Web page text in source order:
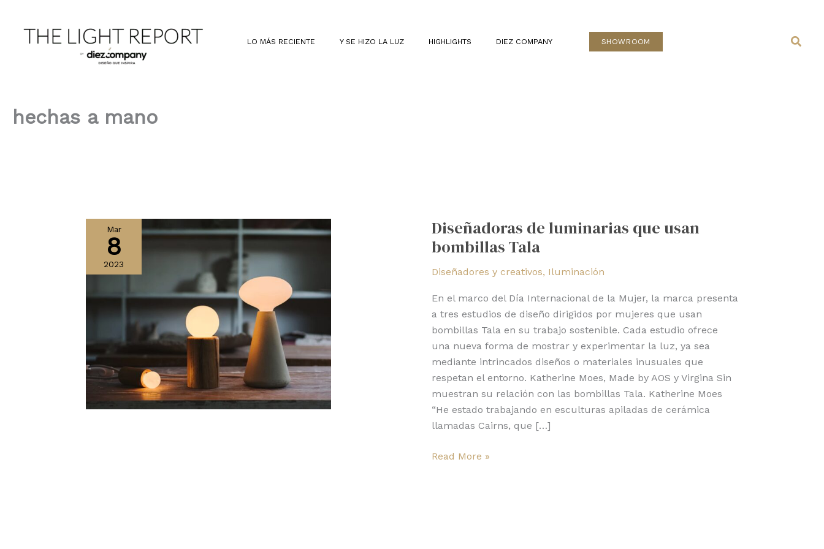
contenido
LO MÁS RECIENTE Y SE HIZO LA LUZ HIGHLIGHTS DIEZ COMPANY SHOWROOM
hechas a mano
Mar
8
2023
Diseñadoras de luminarias que usan
bombillas Tala
Diseñadores y creativos, Iluminación
En el marco del Día Internacional de la Mujer, la marca presenta
a tres estudios de diseño dirigidos por mujeres que usan
bombillas Tala en su trabajo sostenible. Cada estudio ofrece
una nueva forma de mostrar y experimentar la luz, ya sea
mediante intrincados diseños o materiales inusuales que
respetan el entorno. Katherine Moes, Made by AOS y Virgina Sin
muestran su relación con las bombillas Tala. Katherine Moes
“He estado trabajando en esculturas apiladas de cerámica
llamadas Cairns, que […]
luminarias
que
bombillas
Read More »